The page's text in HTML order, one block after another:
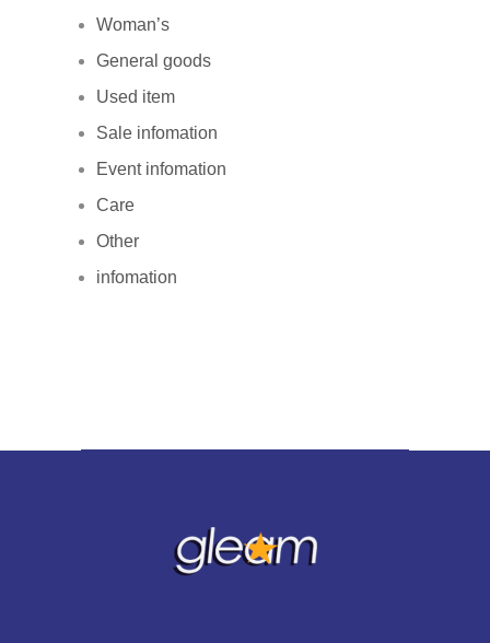
Woman’s
General goods
Used item
Sale infomation
Event infomation
Care
Other
infomation